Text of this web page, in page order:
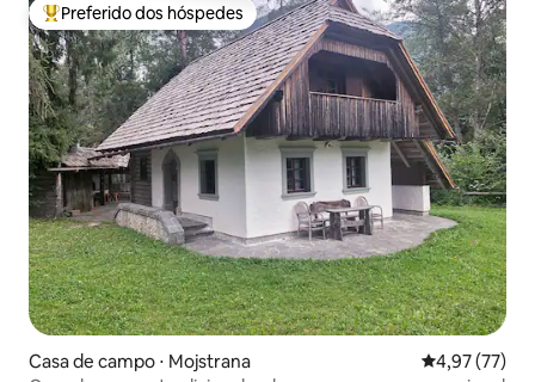
Entre os melhores preferidos dos hóspedes
Preferido dos hóspedes
Casa de campo ⋅ Mojstrana 4,97 de uma
4,97 (77)